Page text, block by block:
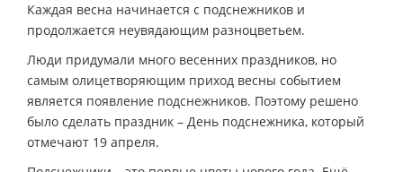
Каждая весна начинается с подснежников и
продолжается неувядающим разноцветьем.
Люди придумали много весенних праздников, но
самым олицетворяющим приход весны событием
является появление подснежников. Поэтому решено
было сделать праздник – День подснежника, который
отмечают 19 апреля.